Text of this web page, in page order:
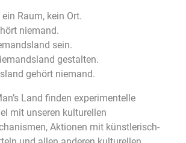
ein Raum, kein Ort.
niemand.
sein.
gestalten.
gehört niemand.
Land finden experimentelle
mit unseren kulturellen
Aktionen mit künstlerisch-